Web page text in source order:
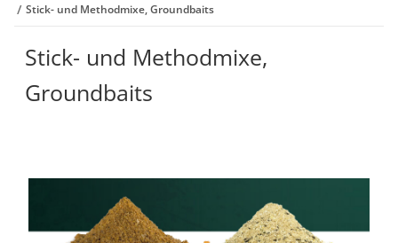
Stick- und Methodmixe, Groundbaits
Stick- und Methodmixe,
Groundbaits